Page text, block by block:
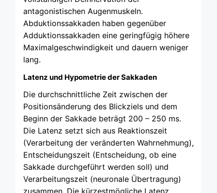
antagonistischen Augenmuskeln.
Abduktionssakkaden haben gegenüber
Adduktionssakkaden eine geringfügig höhere
Maximalgeschwindigkeit und dauern weniger
lang.
Latenz und Hypometrie der Sakkaden
Die durchschnittliche Zeit zwischen der
Positionsänderung des Blickziels und dem
Beginn der Sakkade beträgt 200 – 250 ms.
Die Latenz setzt sich aus Reaktionszeit
(Verarbeitung der veränderten Wahrnehmung),
Entscheidungszeit (Entscheidung, ob eine
Sakkade durchgeführt werden soll) und
Verarbeitungszeit (neuronale Übertragung)